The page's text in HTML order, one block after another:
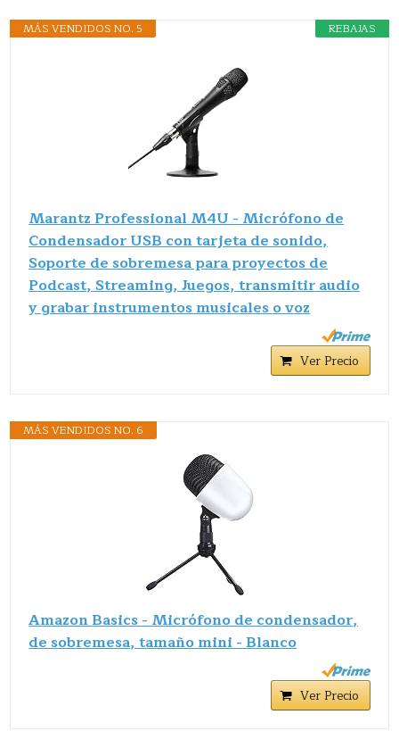
REBAJAS
MÁS VENDIDOS NO. 5
Marantz Professional M4U - Micrófono de
Condensador USB con tarjeta de sonido,
Soporte de sobremesa para proyectos de
Podcast, Streaming, Juegos, transmitir audio
y grabar instrumentos musicales o voz
Ver Precio
MÁS VENDIDOS NO. 6
Amazon Basics - Micrófono de condensador,
de sobremesa, tamaño mini - Blanco
Ver Precio